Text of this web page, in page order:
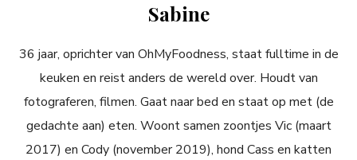
Sabine
36 jaar, oprichter van OhMyFoodness, staat fulltime in de
keuken en reist anders de wereld over. Houdt van
fotograferen, filmen. Gaat naar bed en staat op met (de
gedachte aan) eten. Woont samen zoontjes Vic (maart
2017) en Cody (november 2019), hond Cass en katten